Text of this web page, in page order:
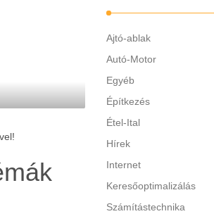
Ajtó-ablak
Autó-Motor
Egyéb
Építkezés
Étel-Ital
Hírek
Internet
Keresőoptimalizálás
Számítástechnika